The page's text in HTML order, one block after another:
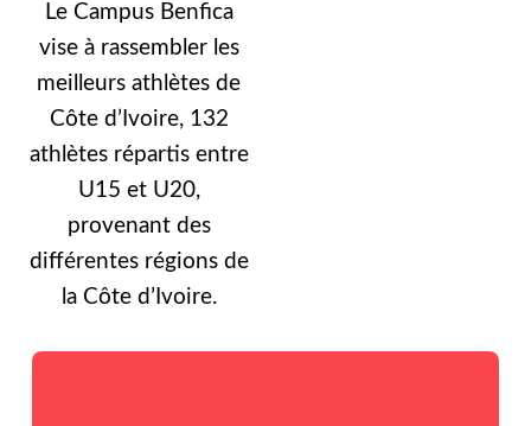
Le Campus Benfica
vise à rassembler les
meilleurs athlètes de
Côte d’Ivoire, 132
athlètes répartis entre
U15 et U20,
provenant des
différentes régions de
la Côte d’Ivoire.